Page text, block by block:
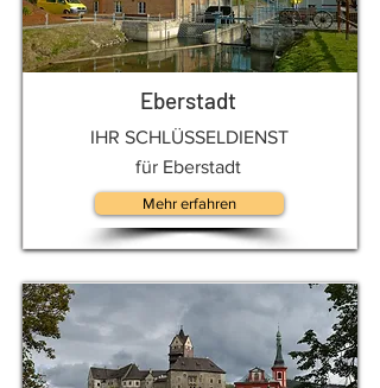
Eberstadt
IHR SCHLÜSSELDIENST
für Eberstadt
Mehr erfahren